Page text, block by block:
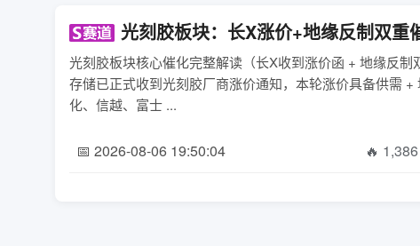
光刻胶板块：长X涨价+地缘反制双重
光刻胶板块核心催化完整解读（长X收到涨价函 + 地缘反
存储已正式收到光刻胶厂商涨价通知，本轮涨价具备供需
化、信越、富士 ...
📅 2026-08-06 19:50:04 🔥 1,386